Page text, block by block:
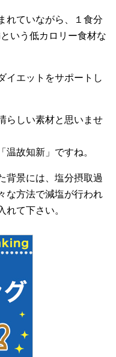
れていながら、１食分
いう低カロリー食材な
イエットをサポートし
らしい素材と思いませ
故知新」ですね。
背景には、塩分摂取過
な方法で減塩が行われ
れて下さい。